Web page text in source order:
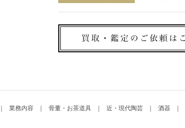
業務内容 骨董・お茶道具 近・現代陶芸 酒器